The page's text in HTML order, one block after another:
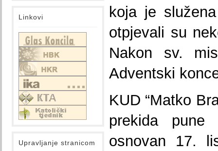
Linkovi
Upravljanje stranicom
koja je
otpjevali su
Nakon sv.
Adventski
KUD “Matko
prekida
osnovan 17.